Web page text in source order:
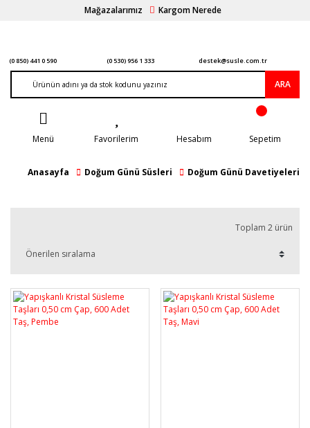
Mağazalarımız Kargom Nerede
(0 850) 441 0 590 (0 530) 956 1 333 destek@susle.com.tr
ARA
Menü Favorilerim Hesabım Sepetim
Anasayfa Doğum Günü Süsleri Doğum Günü Davetiyeleri
Toplam 2 ürün